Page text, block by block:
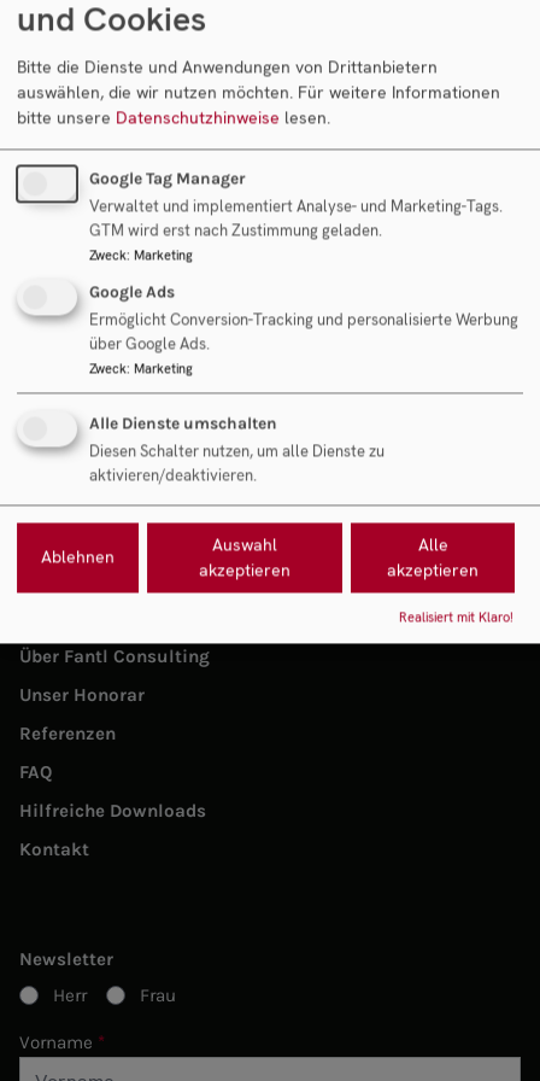
© Copyright 2026 betriebsboerse.at
Impressum Datenschutz
Unsere Leistungen
Unternehmensverkauf
Unternehmenskauf
Beratung und Begleitung
Über Fantl Consulting
Unser Honorar
Referenzen
FAQ
Hilfreiche Downloads
Kontakt
Newsletter
Herr
Frau
Vorname
und Cookies
Bitte die Dienste und Anwendungen von Drittanbietern
auswählen, die wir nutzen möchten. Für weitere Informationen
bitte unsere Datenschutzhinweise lesen.
Google Tag Manager
Verwaltet und implementiert Analyse- und Marketing-Tags.
GTM wird erst nach Zustimmung geladen.
Zweck: Marketing
Google Ads
Ermöglicht Conversion-Tracking und personalisierte Werbung
über Google Ads.
Zweck: Marketing
Alle Dienste umschalten
Diesen Schalter nutzen, um alle Dienste zu
aktivieren/deaktivieren.
Ablehnen
Auswahl
akzeptieren
Alle
akzeptieren
Realisiert mit Klaro!